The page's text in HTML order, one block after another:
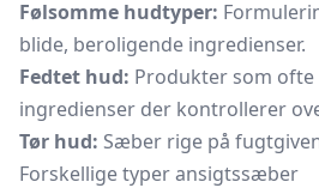
Følsomme hudtyper:
blide, beroligende ingredienser.
Fedtet hud: Produkter som
ingredienser der kontrollerer
Tør hud: Sæber rige på
Forskellige typer ansigtssæber